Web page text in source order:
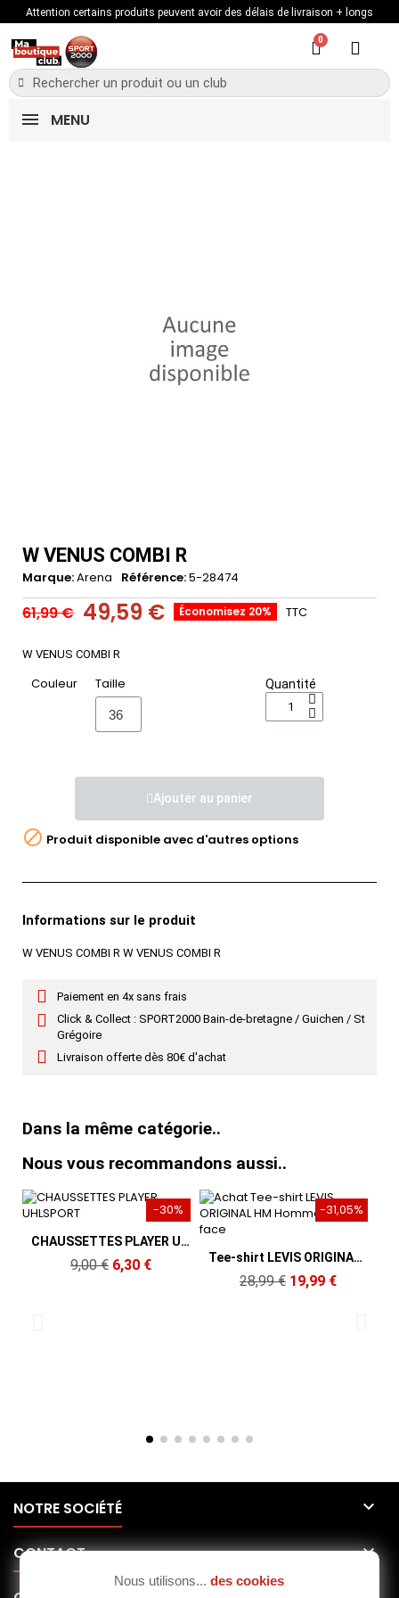
Attention certains produits peuvent avoir des délais de livraison + longs
MENU
W VENUS COMBI R
Marque Arena Référence 5-28474
61,99 € 49,59 € Économisez 20% TTC
W VENUS COMBI R
Couleur Taille Quantité
Ajouter au panier
 Produit disponible avec d'autres options
Informations sur le produit
W VENUS COMBI R W VENUS COMBI R
Paiement en 4x sans frais
Click & Collect : SPORT2000 Bain-de-bretagne / Guichen / St
Grégoire
Livraison offerte dès 80€ d'achat
Dans la même catégorie..
Nous vous recommandons aussi..
Aperçu rapide
-30%
CHAUSSETTES PLAYER UHLSPORT
9,00 € 6,30 €
Aperçu rapide
-31,05%
Tee-shirt LEVIS ORIGINAL HM Homme Blanc
28,99 € 19,99 €
NOTRE SOCIÉTÉ 
CONTACT 
Nous utilisons... des cookies